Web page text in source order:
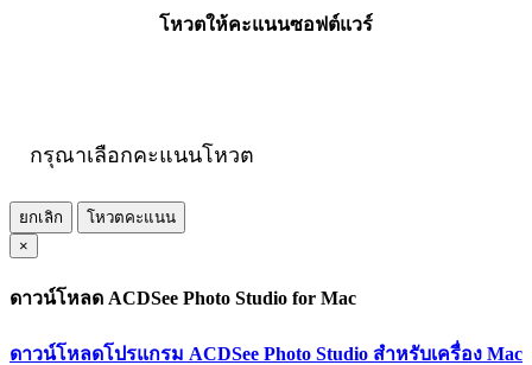
โหวตให้คะแนนซอฟต์แวร์
กรุณาเลือกคะแนนโหวต
ยกเลิก
โหวตคะแนน
×
ดาวน์โหลด ACDSee Photo Studio for Mac
ดาวน์โหลดโปรแกรม ACDSee Photo Studio สำหรับเครื่อง Mac